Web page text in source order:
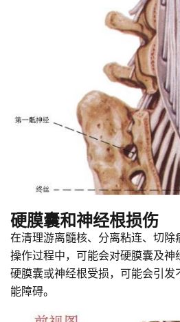
硬膜囊和神经根损伤
在清理游离髓核、分离粘连、切
操作过程中，可能会对硬膜囊及
硬膜囊或神经根受损，可能会引
能障碍。